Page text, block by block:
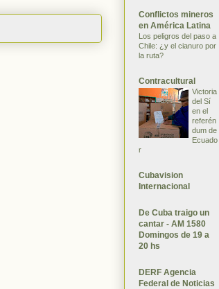
Conflictos mineros
en América Latina
Los peligros del paso a
Chile: ¿y el cianuro por
la ruta?
Contracultural
Victoria
del Sí
en el
referén
dum de
Ecuado
r
Cubavision
Internacional
De Cuba traigo un
cantar - AM 1580
Domingos de 19 a
20 hs
DERF Agencia
Federal de Noticias